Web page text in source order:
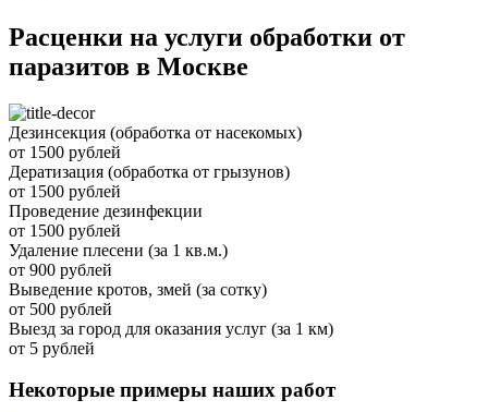
Расценки на услуги обработки от
паразитов в Москве
Дезинсекция (обработка от насекомых)
от 1500 рублей
Дератизация (обработка от грызунов)
от 1500 рублей
Проведение дезинфекции
от 1500 рублей
Удаление плесени (за 1 кв.м.)
от 900 рублей
Выведение кротов, змей (за сотку)
от 500 рублей
Выезд за город для оказания услуг (за 1 км)
от 5 рублей
Некоторые примеры наших работ